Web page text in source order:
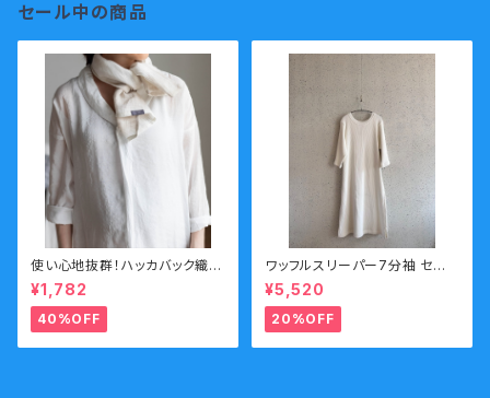
セール中の商品
使い心地抜群！ハッカバック織リ
ネンタオル
¥1,782
40%OFF
ワッフルスリーパー7分袖 セー
ル
¥5,520
20%OFF